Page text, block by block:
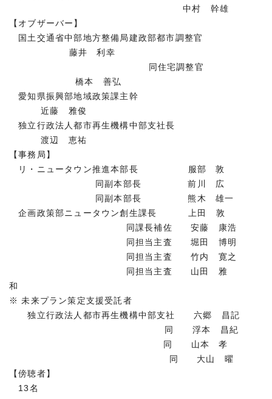
中村 幹雄
【オブザーバー】
国土交通省中部地方整備局建政部都市調整官
藤井 利幸
同住宅調整官
橋本 善弘
愛知県振興部地域政策課主幹
近藤 雅俊
独立行政法人都市再生機構中部支社長
渡辺 恵祐
【事務局】
リ・ニュータウン推進本部長 服部 敦
同副本部長 前川 広
同副本部長 熊木 雄一
企画政策部ニュータウン創生課長 上田 敦
同課長補佐 安藤 康浩
同担当主査 堀田 博明
同担当主査 竹内 寛之
同担当主査 山田 雅
和
※ 未来プラン策定支援受託者
独立行政法人都市再生機構中部支社 六郷 昌記
同 浮本 昌紀
同 山本 孝
同 大山 曜
【傍聴者】
13名